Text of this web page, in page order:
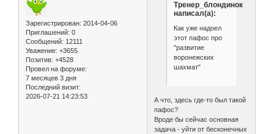
Зарегистрирован: 2014-04-06
Приглашений: 0
Сообщений: 12111
Уважение: +3655
Позитив: +4528
Провел на форуме:
7 месяцев 3 дня
Последний визит:
2026-07-21 14:23:53
Тренер_блондинок
написал(а):
Как уже надоел
этот пафос про
"развитие
воронежских
шахмат"
А что, здесь где-то был такой
пафос?
Вроде бы сейчас основная
задача - уйти от бесконечных